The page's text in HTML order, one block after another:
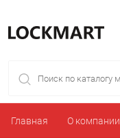
Главная О компании